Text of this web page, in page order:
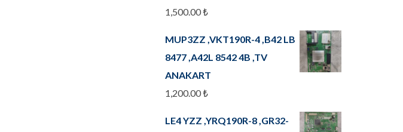
1,500.00₺
MUP3ZZ ,VKT190R-4 ,B42 LB
8477 ,A42L 8542 4B ,TV
ANAKART
1,200.00₺
LE4 YZZ ,YRQ190R-8 ,GR32-